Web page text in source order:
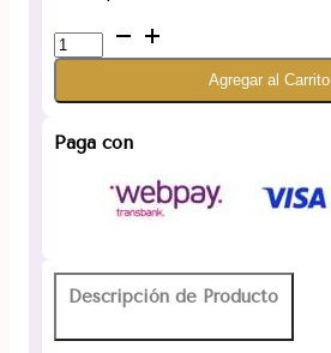
Difusor
de
cerámica
cantidad
Agregar al Carrito
Paga con
Descripción de Producto